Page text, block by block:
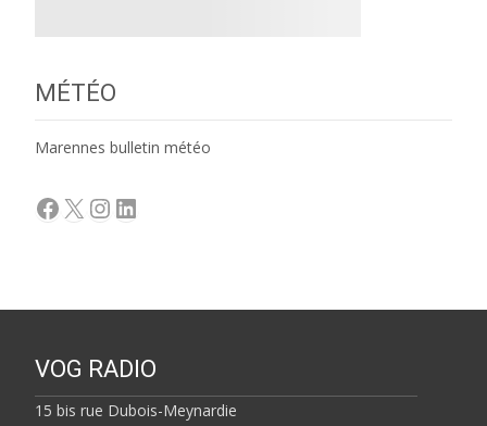
MÉTÉO
Marennes bulletin météo
Facebook
X Instagram
LinkedIn
VOG RADIO
15 bis rue Dubois-Meynardie